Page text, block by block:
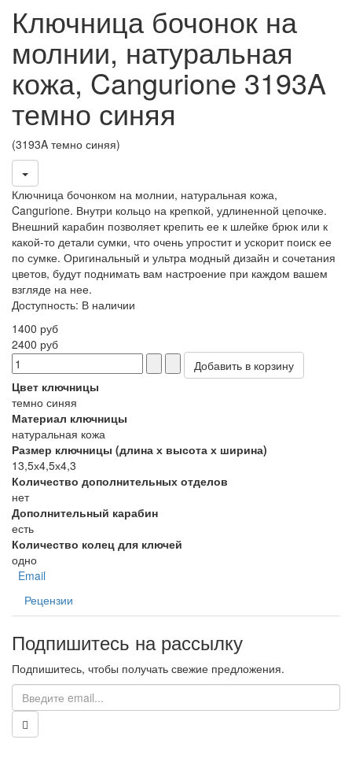
Ключница бочонок на
молнии, натуральная
кожа, Cangurione 3193A
темно синяя
(3193A темно синяя)
Ключница бочонком на молнии, натуральная кожа,
Cangurione. Внутри кольцо на крепкой, удлиненной цепочке.
Внешний карабин позволяет крепить ее к шлейке брюк или к
какой-то детали сумки, что очень упростит и ускорит поиск ее
по сумке. Оригинальный и ультра модный дизайн и сочетания
цветов, будут поднимать вам настроение при каждом вашем
взгляде на нее.
Доступность: В наличии
1400 руб
2400 руб
Цвет ключницы
темно синяя
Материал ключницы
натуральная кожа
Размер ключницы (длина х высота х ширина)
13,5х4,5х4,3
Количество дополнительных отделов
нет
Дополнительный карабин
есть
Количество колец для ключей
одно
Email
Рецензии
Подпишитесь на рассылку
Подпишитесь, чтобы получать свежие предложения.